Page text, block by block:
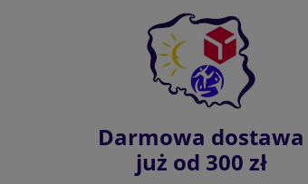
Darmowa dostawa
już od 300 zł